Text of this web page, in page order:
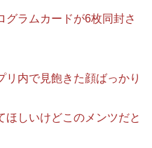
グラムカードが6枚同封さ
リ内で見飽きた顔ばっかり
ほしいけどこのメンツだと